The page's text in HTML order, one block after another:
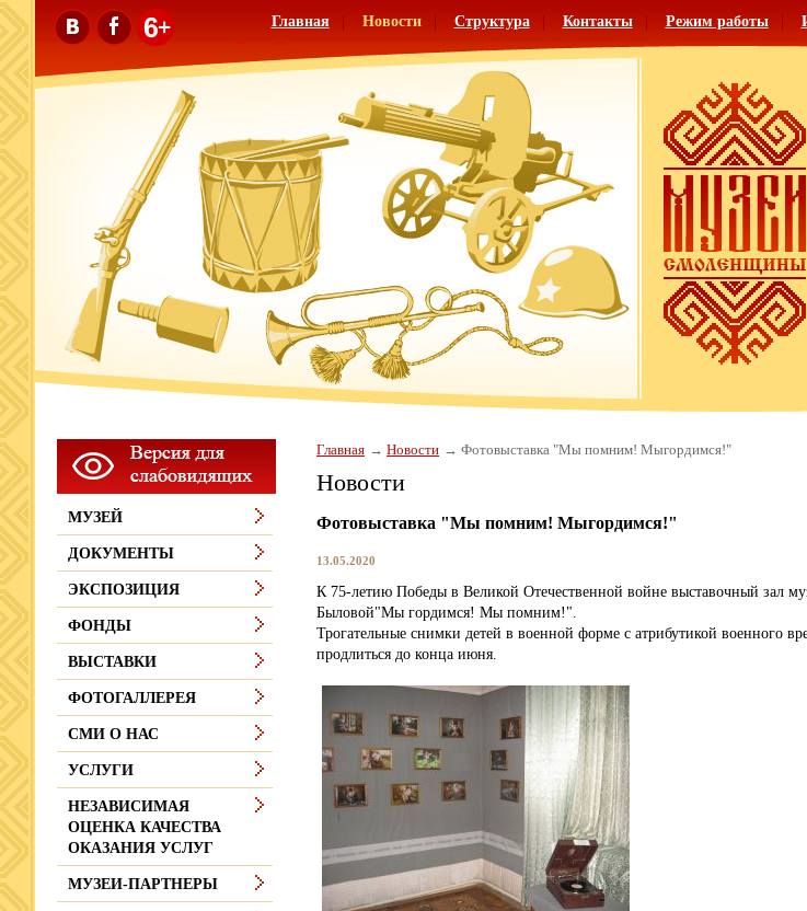
Главная Новости Структура Контакты Режим работы
Главная Новости Фотовыставка "Мы помним! Мыгордимся!"
Новости
Фотовыставка "Мы помним! Мыгордимся!"
13.05.2020
К 75-летию Победы в Великой Отечественной войне выставочный зал
Быловой"Мы гордимся! Мы помним!".
Трогательные снимки детей в военной форме с атрибутикой военного
продлиться до конца июня.
МУЗЕЙ
ДОКУМЕНТЫ
ЭКСПОЗИЦИЯ
ФОНДЫ
ВЫСТАВКИ
ФОТОГАЛЛЕРЕЯ
СМИ О НАС
УСЛУГИ
НЕЗАВИСИМАЯ
ОЦЕНКА КАЧЕСТВА
ОКАЗАНИЯ УСЛУГ
МУЗЕИ-ПАРТНЕРЫ